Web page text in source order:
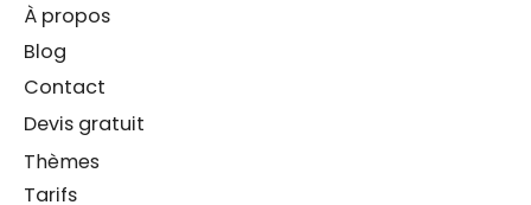
À propos
Blog
Contact
Devis gratuit
Thèmes
Tarifs